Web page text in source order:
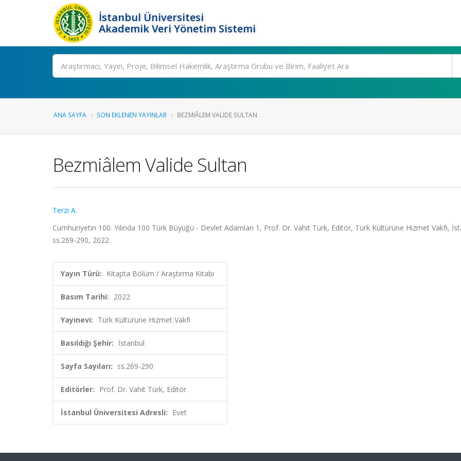
İstanbul Üniversitesi
Akademik Veri Yönetim Sistemi
Ara
ANA SAYFA SON EKLENEN YAYINLAR BEZMIÂLEM VALIDE SULTAN
Bezmiâlem Valide Sultan
Terzi A.
Cumhuriyetin 100. Yılında 100 Türk Büyüğü - Devlet Adamları 1, Prof. Dr. Vahit Türk, Editör, Türk Kültürüne Hizmet Vakfı,
ss.269-290, 2022
Yayın Türü: Kitapta Bölüm / Araştırma Kitabı
Basım Tarihi: 2022
Yayınevi: Türk Kültürüne Hizmet Vakfı
Basıldığı Şehir: İstanbul
Sayfa Sayıları: ss.269-290
Editörler: Prof. Dr. Vahit Türk, Editör
İstanbul Üniversitesi Adresli: Evet